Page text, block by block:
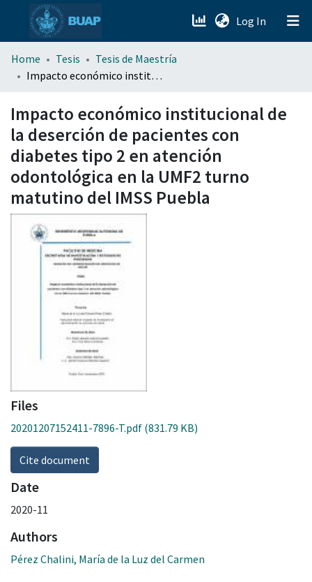
Log In (current)
menu.section.about_menu
Home Tesis
Tesis de Maestría
Impacto económico institucional de la deserción de pacientes con diabetes tipo 2 en atención odontológica en la UMF2 turno matutino del IMSS Puebla
Impacto económico institucional de
la deserción de pacientes con
diabetes tipo 2 en atención
odontológica en la UMF2 turno
matutino del IMSS Puebla
Files
20201207152411-7896-T.pdf (831.79 KB)
Cite document
Date
2020-11
Authors
Pérez Chalini, María de la Luz del Carmen